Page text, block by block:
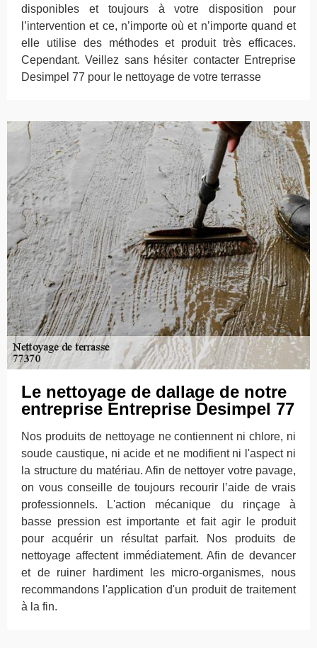
disponibles et toujours à votre disposition pour
l’intervention et ce, n’importe où et n’importe quand et
elle utilise des méthodes et produit très efficaces.
Cependant. Veillez sans hésiter contacter Entreprise
Desimpel 77 pour le nettoyage de votre terrasse
Le nettoyage de dallage de notre
entreprise Entreprise Desimpel 77
Nos produits de nettoyage ne contiennent ni chlore, ni
soude caustique, ni acide et ne modifient ni l'aspect ni
la structure du matériau. Afin de nettoyer votre pavage,
on vous conseille de toujours recourir l’aide de vrais
professionnels. L'action mécanique du rinçage à
basse pression est importante et fait agir le produit
pour acquérir un résultat parfait. Nos produits de
nettoyage affectent immédiatement. Afin de devancer
et de ruiner hardiment les micro-organismes, nous
recommandons l'application d'un produit de traitement
à la fin.